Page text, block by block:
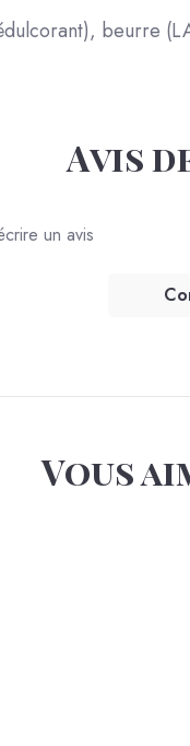
beurre
Avis
un avis
Vous